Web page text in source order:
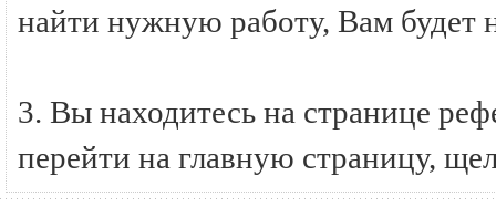
найти нужную работу, Вам будет
3. Вы находитесь на странице
перейти на главную страницу,